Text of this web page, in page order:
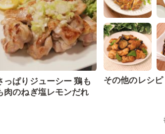
っぱりジューシー 鶏も
肉のねぎ塩レモンだれ
その他のレシピ